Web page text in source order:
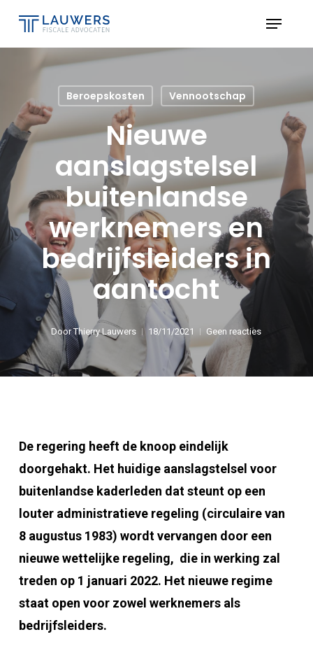
Menu
Beroepskosten Vennootschap
Nieuwe
aanslagstelsel
buitenlandse
werknemers en
bedrijfsleiders in
aantocht
Door Thierry Lauwers 18/11/2021 Geen reacties
De regering heeft de knoop eindelijk
doorgehakt. Het huidige aanslagstelsel voor
buitenlandse kaderleden dat steunt op een
louter administratieve regeling (circulaire van
8 augustus 1983) wordt vervangen door een
nieuwe wettelijke regeling, die in werking zal
treden op 1 januari 2022. Het nieuwe regime
staat open voor zowel werknemers als
bedrijfsleiders.
Close